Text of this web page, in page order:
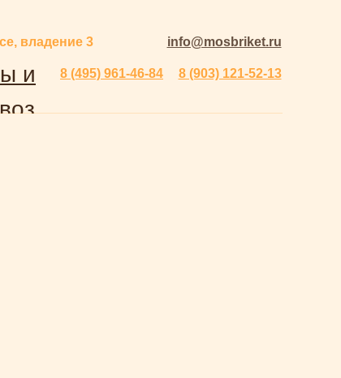
8 (495) 961-46-84
и
владение 3 info@mosbriket.ru
8 (903) 121-52-13